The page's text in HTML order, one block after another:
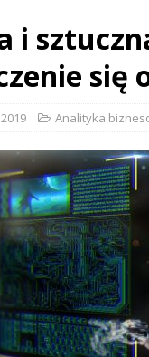
i
się
Analityka